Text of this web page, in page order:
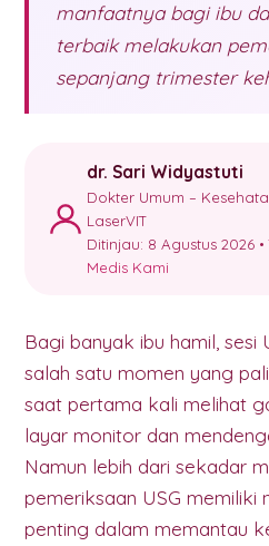
manfaatnya bagi ibu
terbaik melakukan
sepanjang trimester
dr. Sari Widyastuti
Dokter Umum –
LaserVIT
Ditinjau: 8 Agustus 2026 •
Medis Kami
Bagi banyak ibu hamil, sesi
salah satu momen yang
saat pertama kali melihat
layar monitor dan
Namun lebih dari sekadar
pemeriksaan USG memiliki
penting dalam memantau